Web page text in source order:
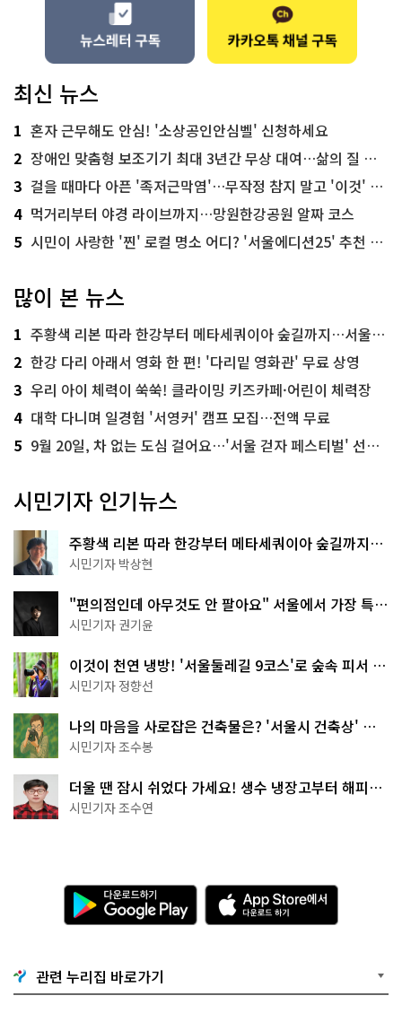
최신 뉴스
1 혼자 근무해도 안심! '소상공인안심벨' 신청하세요
2 장애인 맞춤형 보조기기 최대 3년간 무상 대여…삶의 질 높인다
3 걸을 때마다 아픈 '족저근막염'…무작정 참지 말고 '이것' 해보세요!
4 먹거리부터 야경 라이브까지…망원한강공원 알짜 코스
5 시민이 사랑한 '찐' 로컬 명소 어디? '서울에디션25' 추천 코스
많이 본 뉴스
1 주황색 리본 따라 한강부터 메타세쿼이아 숲길까지…서울둘레길 15코스
2 한강 다리 아래서 영화 한 편! '다리밑 영화관' 무료 상영
3 우리 아이 체력이 쑥쑥! 클라이밍 키즈카페·어린이 체력장
4 대학 다니며 일경험 '서영커' 캠프 모집…전액 무료
5 9월 20일, 차 없는 도심 걸어요…'서울 걷자 페스티벌' 선착순 5천명
시민기자 인기뉴스
주황색 리본 따라 한강부터 메타세쿼이아 숲길까지…
서울둘레길 15코스
시민기자 박상현
"편의점인데 아무것도 안 팔아요" 서울에서 가장 특별
한 편의점의 정체
시민기자 권기윤
이것이 천연 냉방! '서울둘레길 9코스'로 숲속 피서 떠
나볼까
시민기자 정향선
나의 마음을 사로잡은 건축물은? '서울시 건축상' 수
상작 공개!
시민기자 조수봉
더울 땐 잠시 쉬었다 가세요! 생수 냉장고부터 해피소
·무더위쉼터까지
시민기자 조수연
다
운
로
기
G
o
A
p
p
e
관련 누리집 바로가기